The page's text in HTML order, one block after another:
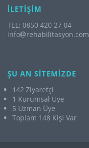
İLETİŞİM
TEL: 0850 420 27 04
info
rehabilitasyon.com
ŞU AN SİTEMİZDE
142 Ziyaretçi
1 Kurumsal Üye
5 Uzman Üye
Toplam 148 Kişi Var